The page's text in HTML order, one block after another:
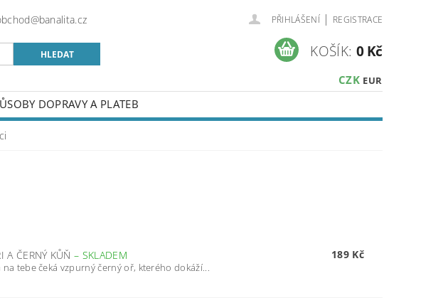
PŘIHLÁŠENÍ | REGISTRACE
CZK EUR
KOŠÍK: 0 Kč
DOPRAVY A PLATEB
A ČERNÝ KŮŇ– SKLADEM
tebe čeká vzpurný černý oř, kterého dokáží...
189 Kč